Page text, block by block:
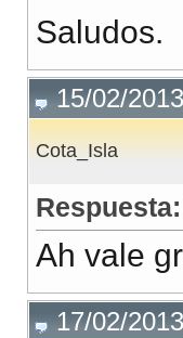
Saludos.
15/02/
Cota_Isla
Ah vale
17/02/